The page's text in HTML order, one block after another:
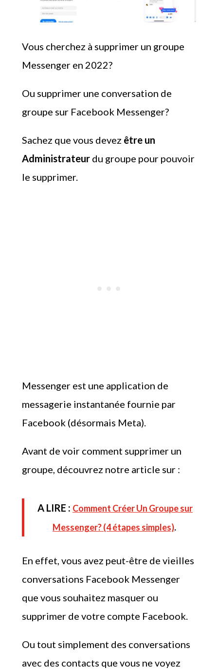
Vous cherchez à supprimer un groupe
Messenger en 2022?
Ou supprimer une conversation de
groupe sur Facebook Messenger?
Sachez que vous devez être un
Administrateurdu groupe pour pouvoir
le supprimer.
Messenger est une application de
messagerie instantanée fournie par
Facebook (désormais Meta).
Avant de voir comment supprimer un
groupe, découvrez notre article sur :
A LIRE : Comment Créer Un Groupe sur
Messenger? (4 étapes simples).
En effet, vous avez peut-être de vieilles
conversations Facebook Messenger
que vous souhaitez masquer ou
supprimer de votre compte Facebook.
Ou tout simplement des conversations
avec des contacts que vous ne voyez